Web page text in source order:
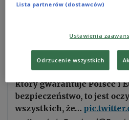
💬 Premier @DonaldTusk
Europa nie może być
większą odpowiedzialność
siebie. Jeśli NATO ma być
który gwarantuje Polsce i
bezpieczeństwo, to jest
wszystkich, że…
Lista partnerów (dostawców)
Ustawienia
Odrzucenie wszystkich